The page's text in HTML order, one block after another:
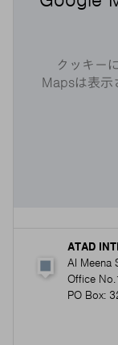
クッキー
Mapsは表示
ATAD
Al Meena
Office
PO Box: